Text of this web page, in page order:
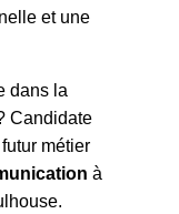
et une
dans la
Candidate
métier
à